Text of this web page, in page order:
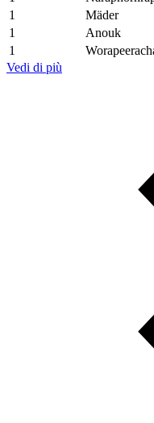
1
Mäder
1
Anouk
1
Vedi di più